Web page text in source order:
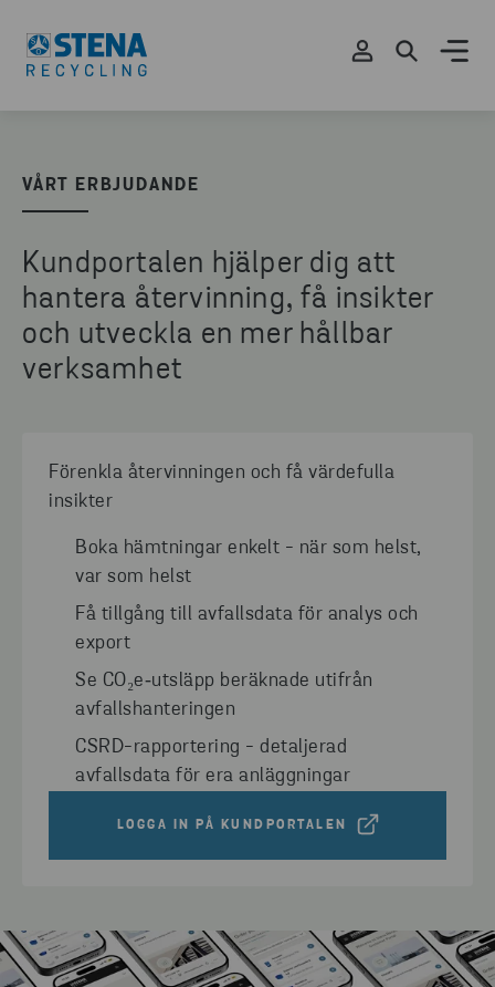
VÅRT ERBJUDANDE
Kundportalen hjälper dig att
hantera återvinning, få insikter
och utveckla en mer hållbar
verksamhet
Förenkla återvinningen och få värdefulla
insikter
Boka hämtningar enkelt - när som helst,
var som helst
Få tillgång till avfallsdata för analys och
export
Se CO₂e‑utsläpp beräknade utifrån
avfallshanteringen
CSRD-rapportering - detaljerad
avfallsdata för era anläggningar
LOGGA IN PÅ KUNDPORTALEN